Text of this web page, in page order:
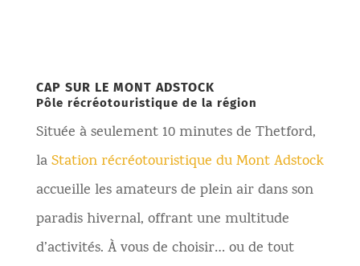
CAP SUR LE MONT ADSTOCK
Pôle récréotouristique de la région
Située à seulement 10 minutes de Thetford,
laStation récréotouristique du Mont Adstock
accueille les amateurs de plein air dans son
paradis hivernal, offrant une multitude
d’activités. À vous de choisir… ou de tout